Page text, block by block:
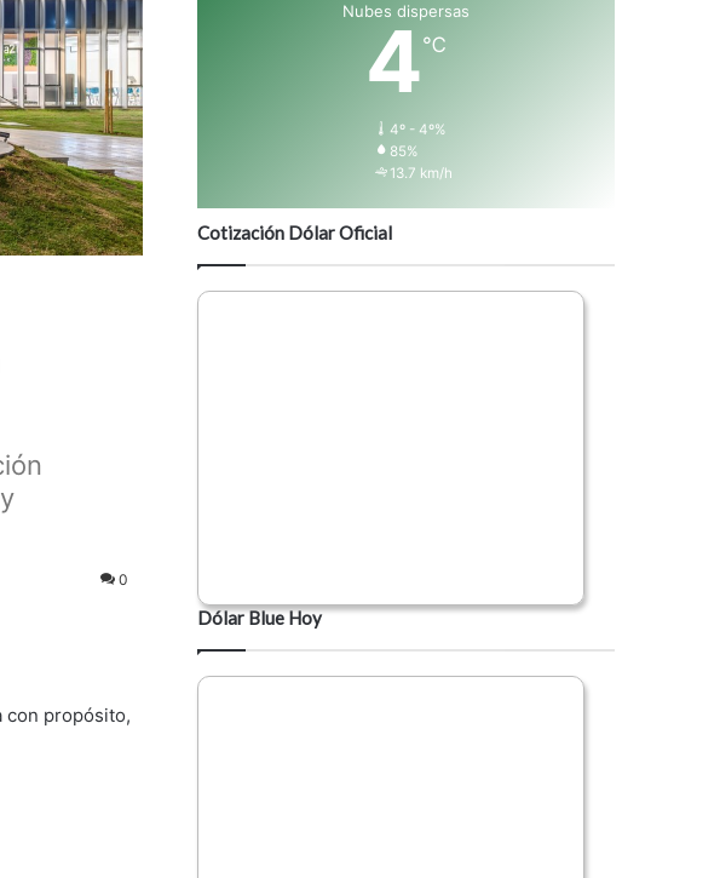
0
con propósito,
Nubes dispersas
4℃
4º - 4º%
85%
13.7 km/h
Cotización Dólar Oficial
Dólar Blue Hoy